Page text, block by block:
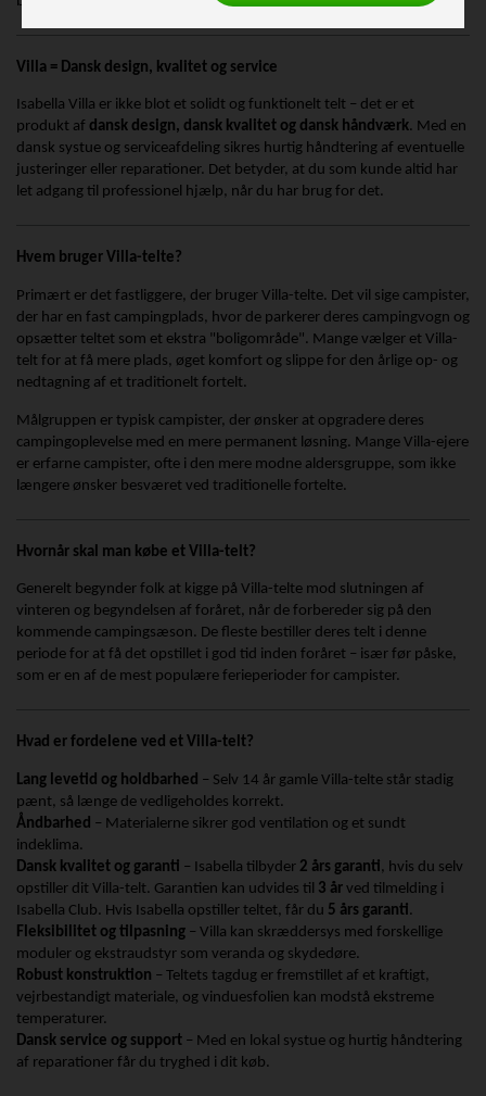
Villa = Dansk design, kvalitet og service
Isabella Villa er ikke blot et solidt og funktionelt telt – det er et
produkt af dansk design, dansk kvalitet og dansk håndværk. Med en
dansk systue og serviceafdeling sikres hurtig håndtering af eventuelle
justeringer eller reparationer. Det betyder, at du som kunde altid har
let adgang til professionel hjælp, når du har brug for det.
Hvem bruger Villa-telte?
Primært er det fastliggere, der bruger Villa-telte. Det vil sige campister,
der har en fast campingplads, hvor de parkerer deres campingvogn og
opsætter teltet som et ekstra "boligområde". Mange vælger et Villa-
telt for at få mere plads, øget komfort og slippe for den årlige op- og
nedtagning af et traditionelt fortelt.
Målgruppen er typisk campister, der ønsker at opgradere deres
campingoplevelse med en mere permanent løsning. Mange Villa-ejere
er erfarne campister, ofte i den mere modne aldersgruppe, som ikke
længere ønsker besværet ved traditionelle fortelte.
Hvornår skal man købe et Villa-telt?
Generelt begynder folk at kigge på Villa-telte mod slutningen af
vinteren og begyndelsen af foråret, når de forbereder sig på den
kommende campingsæson. De fleste bestiller deres telt i denne
periode for at få det opstillet i god tid inden foråret – især før påske,
som er en af de mest populære ferieperioder for campister.
Hvad er fordelene ved et Villa-telt?
Lang levetid og holdbarhed – Selv 14 år gamle Villa-telte står stadig
pænt, så længe de vedligeholdes korrekt.
Åndbarhed – Materialerne sikrer god ventilation og et sundt
indeklima.
Dansk kvalitet og garanti – Isabella tilbyder 2 års garanti , hvis du selv
opstiller dit Villa-telt. Garantien kan udvides til 3 år ved tilmelding i
Isabella Club. Hvis Isabella opstiller teltet, får du 5 års garanti .
Fleksibilitet og tilpasning – Villa kan skræddersys med forskellige
moduler og ekstraudstyr som veranda og skydedøre.
Robust konstruktion – Teltets tagdug er fremstillet af et kraftigt,
vejrbestandigt materiale, og vinduesfolien kan modstå ekstreme
temperaturer.
Dansk service og support – Med en lokal systue og hurtig håndtering
af reparationer får du tryghed i dit køb.